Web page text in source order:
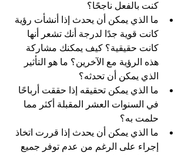
كنت بالفعل ناجحًا؟
ما الذي يمكن أن يحدث إذا أنشأت رؤية
كانت قوية جدًا لدرجة أنك تشعر أنها
كانت حقيقية؟ كيف يمكنك مشاركة
هذه الرؤية مع الآخرين؟ ما هو التأثير
الذي يمكن أن تحدثه؟
ما الذي يمكن تحقيقه إذا حققت أرباحًا
في السنوات العشر المقبلة أكثر مما
حلمت به؟
ما الذي يمكن أن يحدث إذا قررت اتخاذ
إجراء على الرغم من عدم توفر جميع